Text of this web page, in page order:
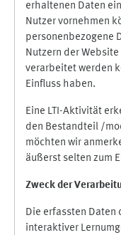
erhaltenen Daten
Nutzer vornehmen
personenbezogene
Nutzern der
verarbeitet werden
Einfluss haben.
Eine LTI-Aktivität
den Bestandteil /
möchten wir
äußerst selten zum
Zweck der
Die erfassten
interaktiver